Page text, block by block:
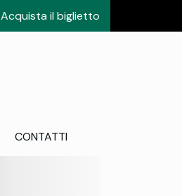
Acquista il biglietto
CONTATTI